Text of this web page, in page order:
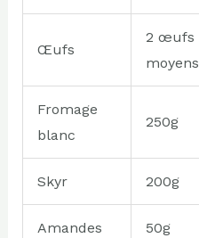
Œufs
2 œufs
moyens
Fromage
blanc
250g
Skyr 200g
Amandes 50g